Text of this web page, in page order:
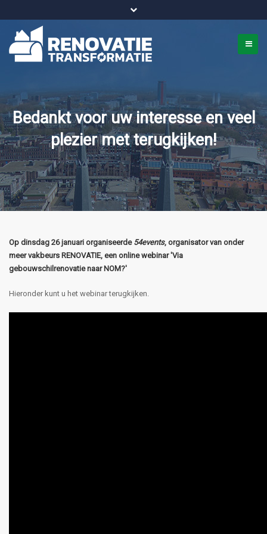
beurs@54events.nl
Bedankt voor uw interesse en veel
plezier met terugkijken!
Op dinsdag 26 januari organiseerde 54events, organisator van onder
meer vakbeurs RENOVATIE, een online webinar 'Via
gebouwschilrenovatie naar NOM?'
Hieronder kunt u het webinar terugkijken.